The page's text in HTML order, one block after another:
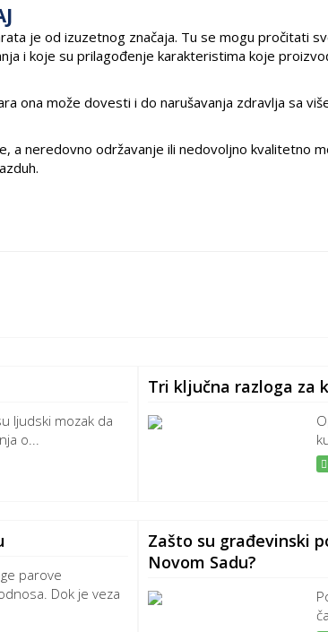
je od izuzetnog značaja. Tu se mogu pročitati
i koje su prilagođenje karakteristima koje
ona može dovesti i do narušavanja zdravlja sa
a neredovno održavanje ili nedovoljno kvalitetno
ljudski mozak da
o...
Tri ključna razloga za
parove
Dok je veza
Zašto su građevinski
Novom Sadu?